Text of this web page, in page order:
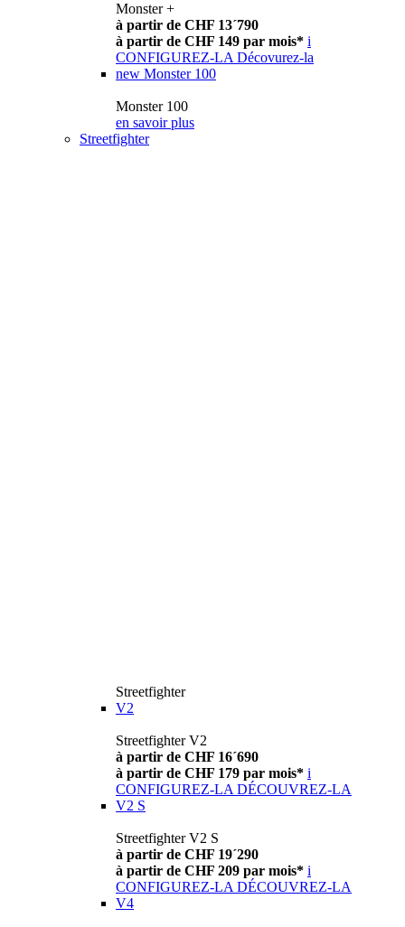
Monster +
à partir de CHF 13´790
à partir de CHF 149 par mois* i
CONFIGUREZ-LA Décovurez-la
new Monster 100
Monster 100
en savoir plus
Streetfighter
Streetfighter
V2
Streetfighter V2
à partir de CHF 16´690
à partir de CHF 179 par mois* i
CONFIGUREZ-LA DÉCOUVREZ-LA
V2 S
Streetfighter V2 S
à partir de CHF 19´290
à partir de CHF 209 par mois* i
CONFIGUREZ-LA DÉCOUVREZ-LA
V4